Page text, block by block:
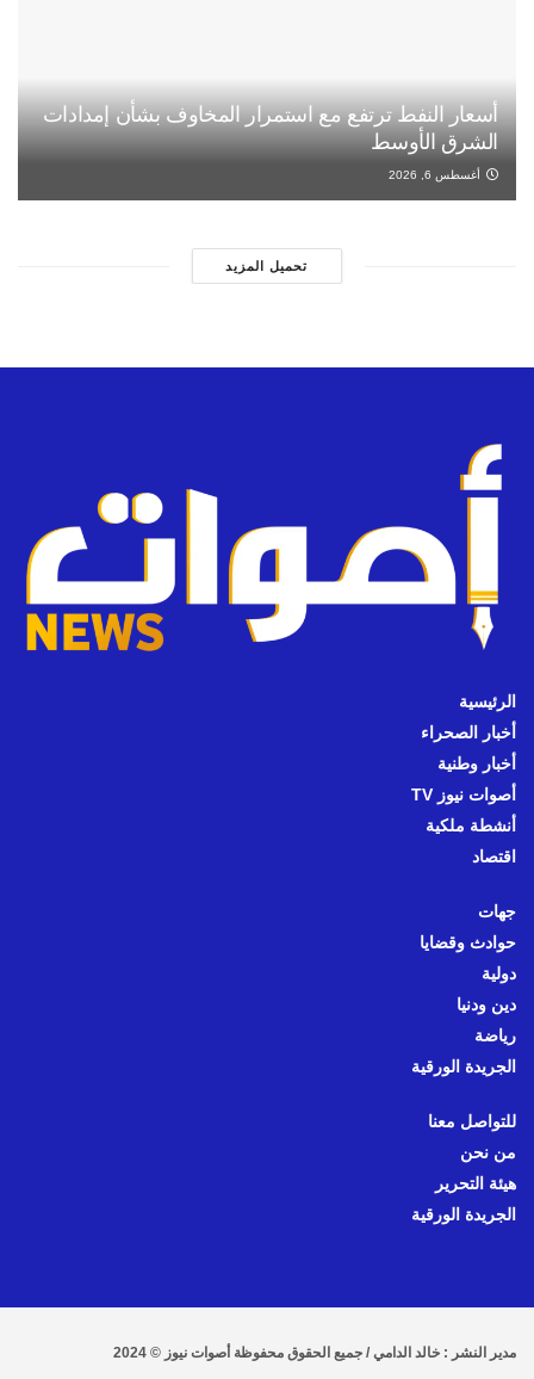
أسعار النفط ترتفع مع استمرار المخاوف بشأن إمدادات
الشرق الأوسط
أغسطس 6, 2026
تحميل المزيد
الرئيسية
أخبار الصحراء
أخبار وطنية
أصوات نيوز TV
أنشطة ملكية
اقتصاد
جهات
حوادث وقضايا
دولية
دين ودنيا
رياضة
الجريدة الورقية
للتواصل معنا
من نحن
هيئة التحرير
الجريدة الورقية
مدير النشر : خالد الدامي / جميع الحقوق محفوظة أصوات نيوز © 2024